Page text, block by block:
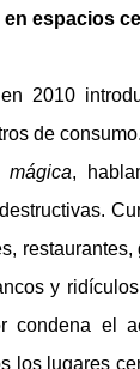
espacios
2010
de
mágica,
y
condena el
los lugares